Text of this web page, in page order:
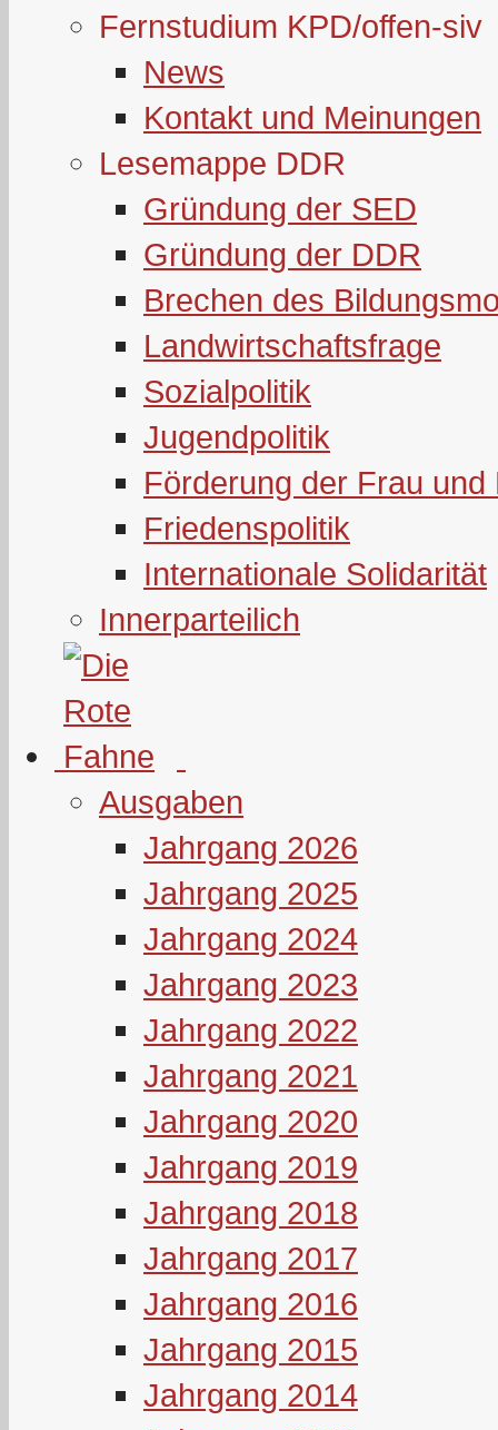
Fernstudium KPD/offen-siv
News
Kontakt und Meinungen
Lesemappe DDR
Gründung der SED
Gründung der DDR
Brechen des
Landwirtschaftsfrage
Sozialpolitik
Jugendpolitik
Förderung der Frau und
Friedenspolitik
Internationale Solidarität
Innerparteilich
Ausgaben
Jahrgang 2026
Jahrgang 2025
Jahrgang 2024
Jahrgang 2023
Jahrgang 2022
Jahrgang 2021
Jahrgang 2020
Jahrgang 2019
Jahrgang 2018
Jahrgang 2017
Jahrgang 2016
Jahrgang 2015
Jahrgang 2014